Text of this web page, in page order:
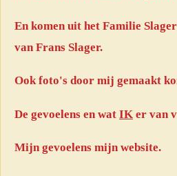
En komen uit het Familie
van Frans Slager.
Ook foto's door mij gemaakt
De gevoelens en wat IK er van
Mijn gevoelens mijn website.